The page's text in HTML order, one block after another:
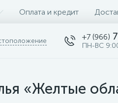
Оплата и кредит
+7 (966)
ПН-ВС
«Желтые